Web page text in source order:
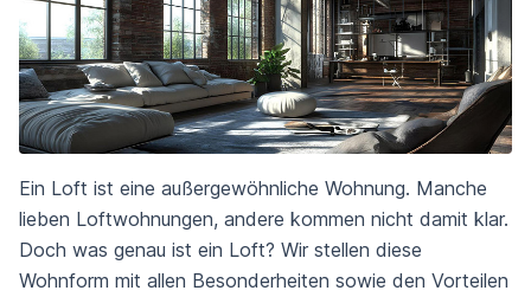
Ein Loft ist eine außergewöhnliche Wohnung. Manche
lieben Loftwohnungen, andere kommen nicht damit klar.
Doch was genau ist ein Loft? Wir stellen diese
Wohnform mit allen Besonderheiten sowie den Vorteilen